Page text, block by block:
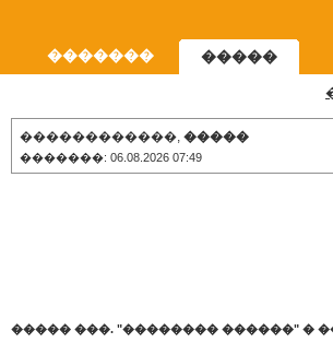
������� �����
������������, �����
�������: 06.08.2026 07:49
����� ���. "�������� ������" �